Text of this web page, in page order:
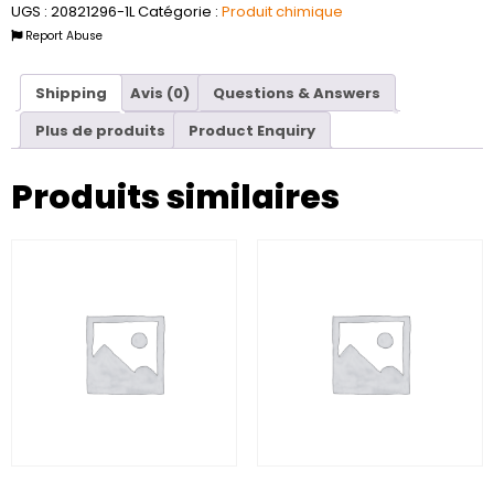
UGS : 20821296-1LCatégorie : Produit chimique
Report Abuse
Shipping Avis (0)
Questions & Answers
Plus de produits
Product Enquiry
Produits similaires